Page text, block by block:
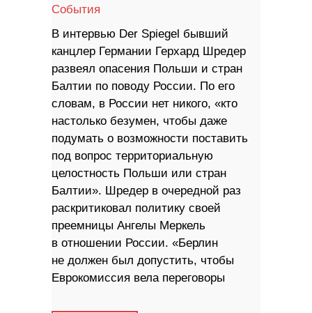
События
В интервью Der Spiegel бывший
канцлер Германии Герхард Шредер
развеял опасения Польши и стран
Балтии по поводу России. По его
словам, в России нет никого, «кто
настолько безумен, чтобы даже
подумать о возможности поставить
под вопрос территориальную
целостность Польши или стран
Балтии». Шредер в очередной раз
раскритиковал политику своей
преемницы Ангелы Меркель
в отношении России. «Берлин
не должен был допустить, чтобы
Еврокомиссия вела переговоры